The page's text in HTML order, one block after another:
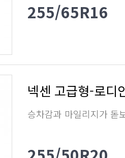
255/65R16
넥센 고급형-로디
승차감과 마일리지가 돋